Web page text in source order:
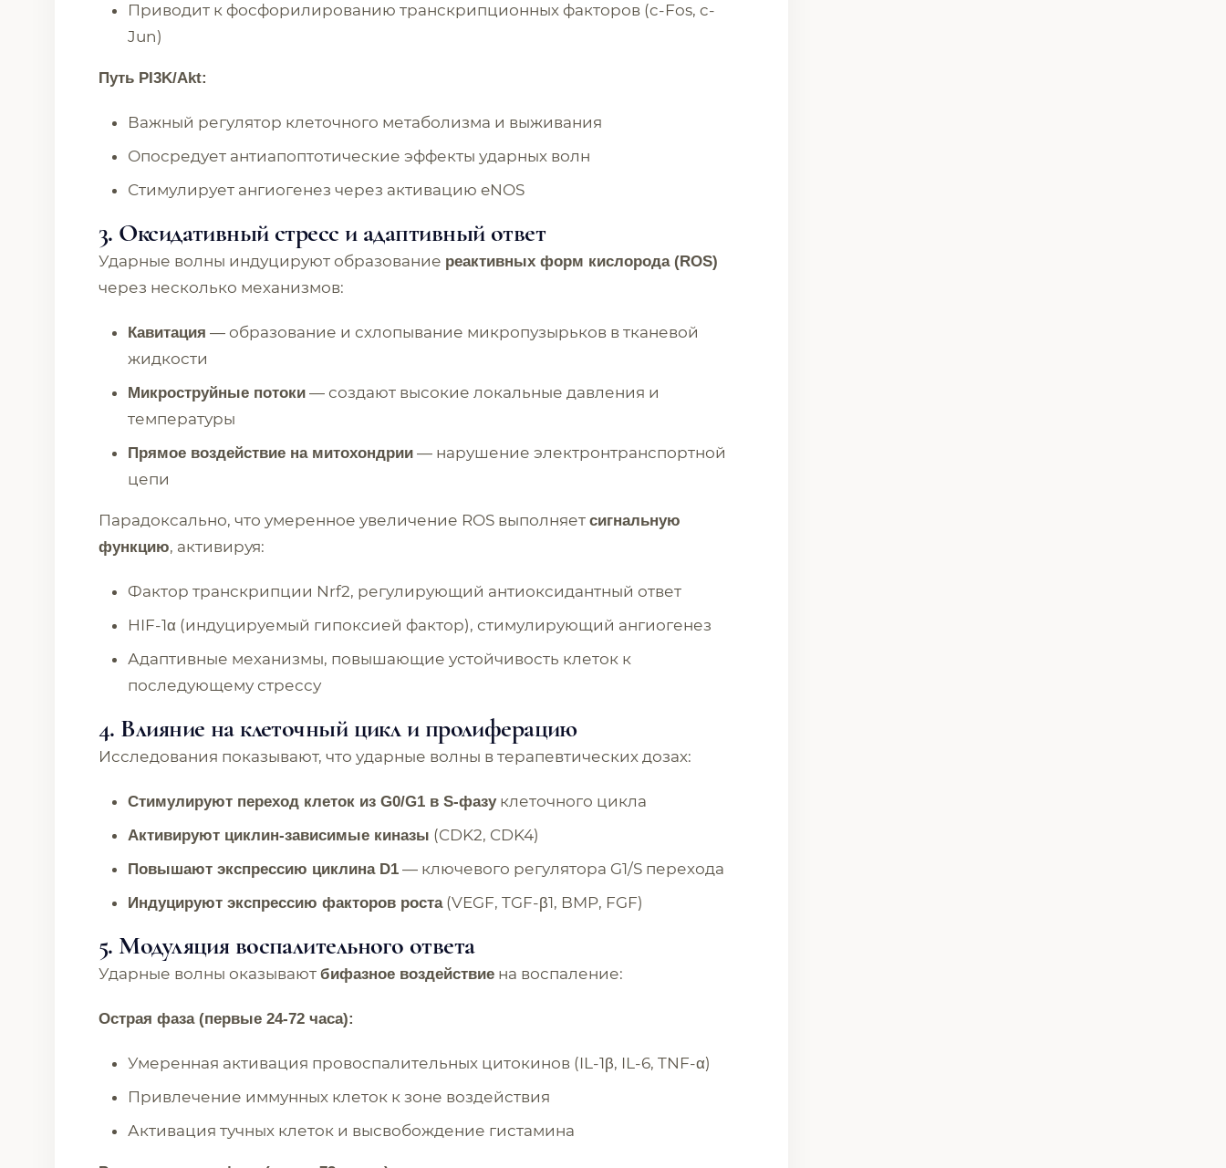
Приводит к фосфорилированию транскрипционных факторов (c-Fos, c-
Jun)
Путь PI3K/Akt:
Важный регулятор клеточного метаболизма и выживания
Опосредует антиапоптотические эффекты ударных волн
Стимулирует ангиогенез через активацию eNOS
3. Оксидативный стресс и адаптивный ответ
Ударные волны индуцируют образование реактивных форм кислорода (ROS)
через несколько механизмов:
Кавитация — образование и схлопывание микропузырьков в тканевой
жидкости
Микроструйные потоки — создают высокие локальные давления и
температуры
Прямое воздействие на митохондрии — нарушение электронтранспортной
цепи
Парадоксально, что умеренное увеличение ROS выполняет сигнальную
функцию, активируя:
Фактор транскрипции Nrf2, регулирующий антиоксидантный ответ
HIF-1α (индуцируемый гипоксией фактор), стимулирующий ангиогенез
Адаптивные механизмы, повышающие устойчивость клеток к
последующему стрессу
4. Влияние на клеточный цикл и пролиферацию
Исследования показывают, что ударные волны в терапевтических дозах:
Стимулируют переход клеток из G0/G1 в S-фазуклеточного цикла
Активируют циклин-зависимые киназы (CDK2, CDK4)
Повышают экспрессию циклина D1 — ключевого регулятора G1/S перехода
Индуцируют экспрессию факторов роста(VEGF, TGF-β1, BMP, FGF)
5. Модуляция воспалительного ответа
Ударные волны оказывают бифазное воздействие на воспаление:
Острая фаза (первые 24-72 часа):
Умеренная активация провоспалительных цитокинов (IL-1β, IL-6, TNF-α)
Привлечение иммунных клеток к зоне воздействия
Активация тучных клеток и высвобождение гистамина